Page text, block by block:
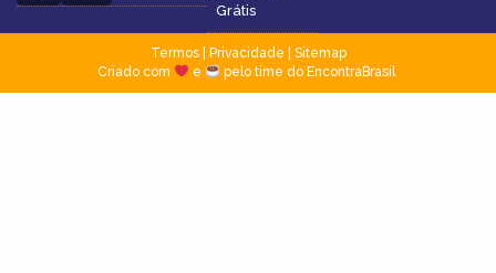
Grátis
Termos| Privacidade
Sitemap
Criado com
e pelo time do EncontraBrasil